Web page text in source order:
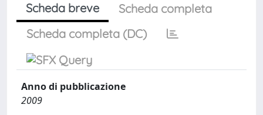
Scheda breve
Scheda completa
Scheda completa (DC)
Anno di pubblicazione
2009